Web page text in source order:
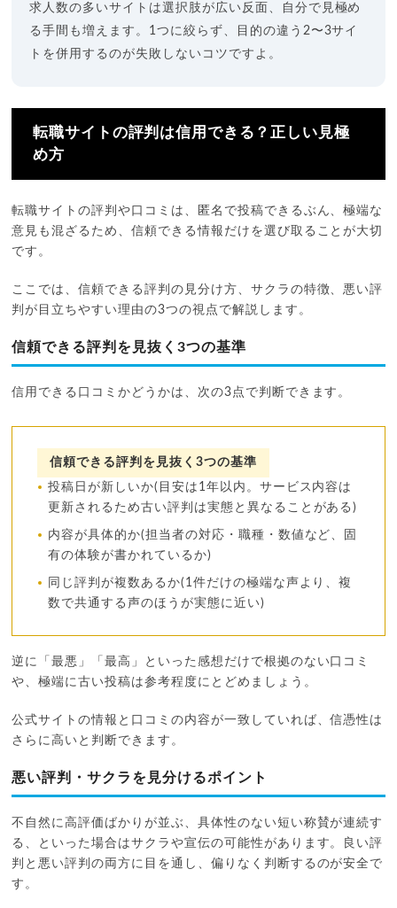
求人数の多いサイトは選択肢が広い反面、自分で見極め
る手間も増えます。1つに絞らず、目的の違う2〜3サイ
トを併用するのが失敗しないコツですよ。
転職サイトの評判は信用できる？正しい見極
め方
転職サイトの評判や口コミは、匿名で投稿できるぶん、極端な
意見も混ざるため、信頼できる情報だけを選び取ることが大切
です。
ここでは、信頼できる評判の見分け方、サクラの特徴、悪い評
判が目立ちやすい理由の3つの視点で解説します。
信頼できる評判を見抜く3つの基準
信用できる口コミかどうかは、次の3点で判断できます。
信頼できる評判を見抜く3つの基準
投稿日が新しいか(目安は1年以内。サービス内容は
更新されるため古い評判は実態と異なることがある)
内容が具体的か(担当者の対応・職種・数値など、固
有の体験が書かれているか)
同じ評判が複数あるか(1件だけの極端な声より、複
数で共通する声のほうが実態に近い)
逆に「最悪」「最高」といった感想だけで根拠のない口コミ
や、極端に古い投稿は参考程度にとどめましょう。
公式サイトの情報と口コミの内容が一致していれば、信憑性は
さらに高いと判断できます。
悪い評判・サクラを見分けるポイント
不自然に高評価ばかりが並ぶ、具体性のない短い称賛が連続す
る、といった場合はサクラや宣伝の可能性があります。良い評
判と悪い評判の両方に目を通し、偏りなく判断するのが安全で
す。